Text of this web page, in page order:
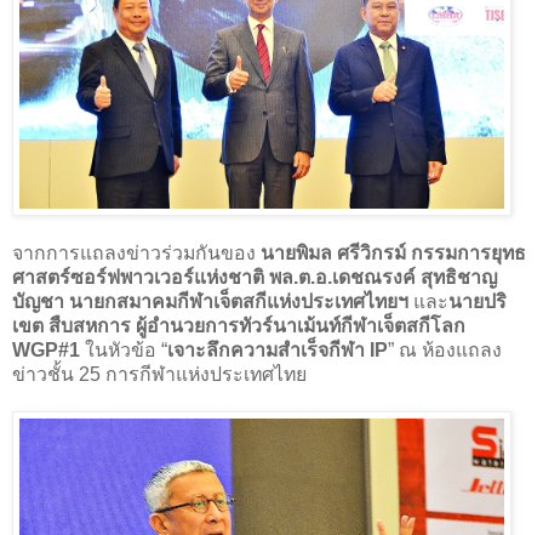
จากการแถลงข่าวร่วมกันของ นายพิมล ศรีวิกรม์ กรรมการยุทธ
ศาสตร์ซอร์ฟพาวเวอร์แห่งชาติ พล.ต.อ.เดชณรงค์ สุทธิชาญ
บัญชา นายกสมาคมกีฬาเจ็ตสกีแห่งประเทศไทยฯ และนายปริ
เขต สืบสหการ ผู้อำนวยการทัวร์นาเม้นท์กีฬาเจ็ตสกีโลก
WGP#1 ในหัวข้อ “เจาะลึกความสำเร็จกีฬา IP” ณ ห้องแถลง
ข่าวชั้น 25 การกีฬาแห่งประเทศไทย